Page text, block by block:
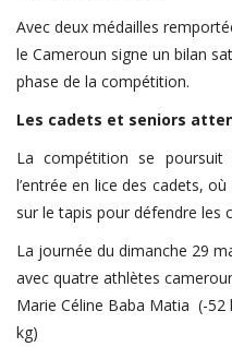
Tennis
Extra
Autres Sports
Register
English
Avec deux médailles
le Cameroun signe un bilan
phase de la compétition.
Les cadets et seniors
La compétition se
l’entrée en lice des cadets,
sur le tapis pour défendre les
La journée du dimanche 29
avec quatre athlètes
Marie Céline Baba Matia (-
kg)